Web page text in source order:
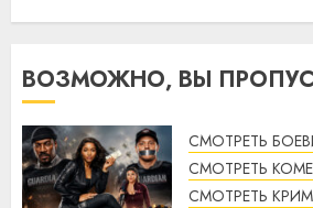
ВОЗМОЖНО, ВЫ
СМОТРЕТЬ
СМОТРЕТЬ
СМОТРЕТЬ